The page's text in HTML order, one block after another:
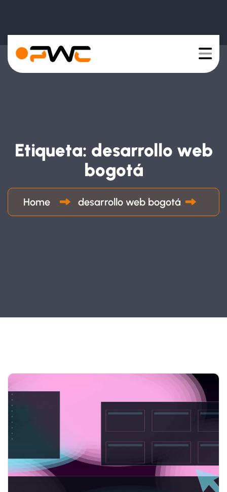
Etiqueta: desarrollo web
bogotá
Home desarrollo web bogotá